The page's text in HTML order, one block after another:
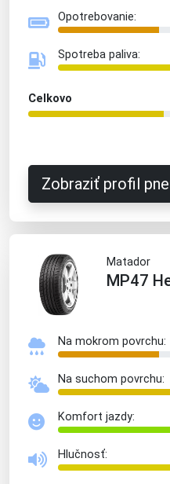
Opotrebovanie:
Spotreba paliva:
Celkovo
Zobraziť profil
Matador
MP47
Na mokrom povrchu:
Na suchom povrchu:
Komfort jazdy:
Hlučnosť: